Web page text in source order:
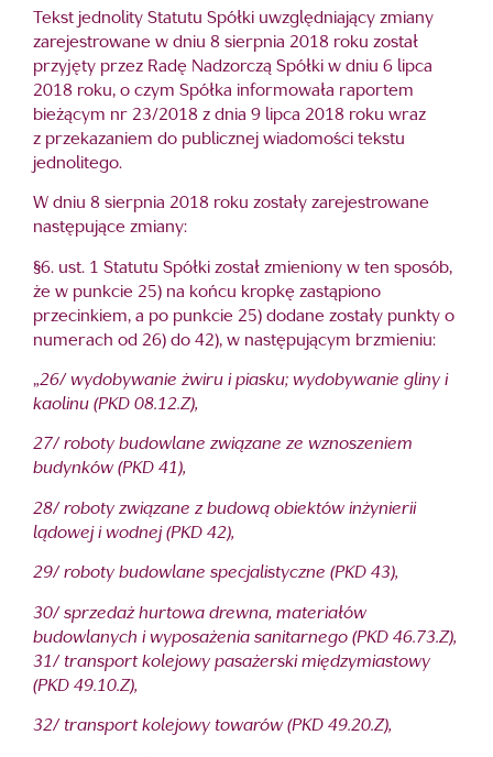
Tekst jednolity Statutu Spółki uwzględniający zmiany
zarejestrowane w dniu 8 sierpnia 2018 roku został
przyjęty przez Radę Nadzorczą Spółki w dniu 6 lipca
2018 roku, o czym Spółka informowała raportem
bieżącym nr 23/2018 z dnia 9 lipca 2018 roku wraz
z przekazaniem do publicznej wiadomości tekstu
jednolitego.
W dniu 8 sierpnia 2018 roku zostały zarejestrowane
następujące zmiany:
§6. ust. 1 Statutu Spółki został zmieniony w ten sposób,
że w punkcie 25) na końcu kropkę zastąpiono
przecinkiem, a po punkcie 25) dodane zostały punkty o
numerach od 26) do 42), w następującym brzmieniu:
„26/ wydobywanie żwiru i piasku; wydobywanie gliny i
kaolinu (PKD 08.12.Z),
27/ roboty budowlane związane ze wznoszeniem
budynków (PKD 41),
28/ roboty związane z budową obiektów inżynierii
lądowej i wodnej (PKD 42),
29/ roboty budowlane specjalistyczne (PKD 43),
30/ sprzedaż hurtowa drewna, materiałów
budowlanych i wyposażenia sanitarnego (PKD 46.73.Z),
31/ transport kolejowy pasażerski międzymiastowy
(PKD 49.10.Z),
32/ transport kolejowy towarów (PKD 49.20.Z),